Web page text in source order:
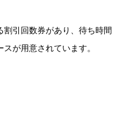
引回数券があり、待ち時間
が用意されています。